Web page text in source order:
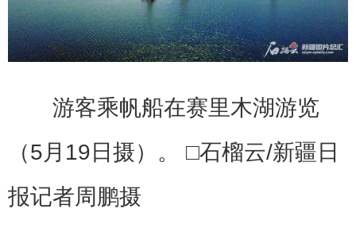
游客乘帆船在赛里木湖游览
（5月19日摄）。 □石榴云/新疆日
报记者周鹏摄